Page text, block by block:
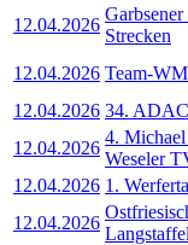
12.04.2026
Strecken
12.04.2026 Team-
12.04.2026 34.
12.04.2026
4.
Weseler
12.04.2026 1.
12.04.2026